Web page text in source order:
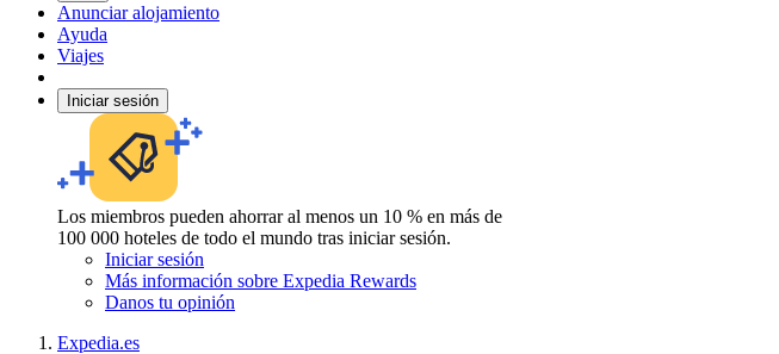
Anunciar alojamiento
Ayuda
Viajes
Iniciar sesión
Los miembros pueden ahorrar al menos un 10 % en más de
100 000 hoteles de todo el mundo tras iniciar sesión.
Iniciar sesión
Más información sobre Expedia Rewards
Danos tu opinión
Expedia.es